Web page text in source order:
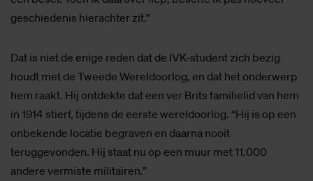
geschiedenis hierachter zit.”
Dat is niet de enige reden dat de IVK-student zich bezig
houdt met de Tweede Wereldoorlog, en dat het onderwerp
hem raakt. Hij ontdekte dat een ver Brits familielid van hem
in 1914 stierf, tijdens de eerste wereldoorlog. “Hij is op een
onbekende locatie begraven en daarna nooit
teruggevonden. Hij staat nu op een muur met 11.000
andere vermiste militairen.’’